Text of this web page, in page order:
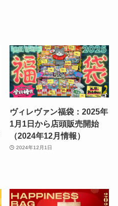
ヴィレヴァン福袋：2025年
1月1日から店頭販売開始
（2024年12月情報）
2024年12月1日